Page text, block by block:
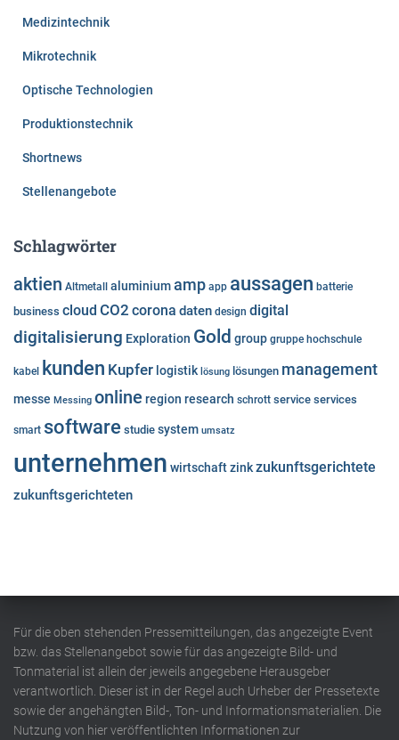
Medizintechnik
Mikrotechnik
Optische Technologien
Produktionstechnik
Shortnews
Stellenangebote
Schlagwörter
aktien Altmetall aluminiumamp app aussagen batterie
business cloud CO2 corona daten design digital
digitalisierung Exploration Gold group gruppe hochschule
kabel kunden Kupfer logistik lösung lösungen management
messe Messing online region research schrott service services
smart software studie system umsatz
unternehmen wirtschaftzinkzukunftsgerichtete
zukunftsgerichteten
Für die oben stehenden Pressemitteilungen, das angezeigte Event
bzw. das Stellenangebot sowie für das angezeigte Bild- und
Tonmaterial ist allein der jeweils angegebene Herausgeber
verantwortlich. Dieser ist in der Regel auch Urheber der Pressetexte
sowie der angehängten Bild-, Ton- und Informationsmaterialien. Die
Nutzung von hier veröffentlichten Informationen zur